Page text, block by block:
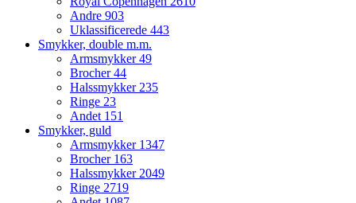
Andre 903
Uklassificerede 443
Smykker, double m.m.
Armsmykker49
Brocher44
Halssmykker 235
Ringe 23
Andet 151
Smykker, guld
Armsmykker 1347
Brocher 163
Halssmykker 2049
Ringe 2719